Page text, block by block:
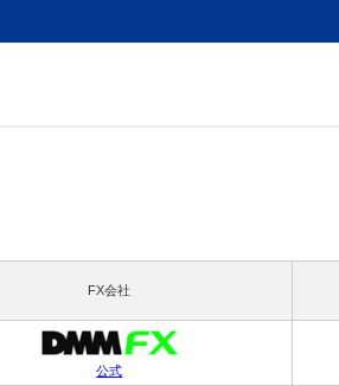
FX会社
公式